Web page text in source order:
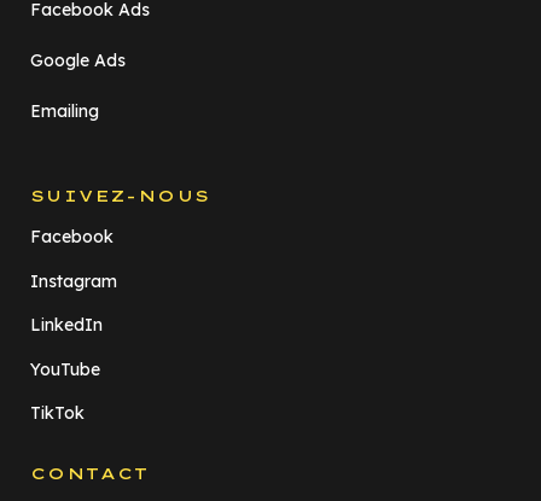
Facebook Ads
Google Ads
Emailing
SUIVEZ-NOUS
Facebook
Instagram
LinkedIn
YouTube
TikTok
CONTACT